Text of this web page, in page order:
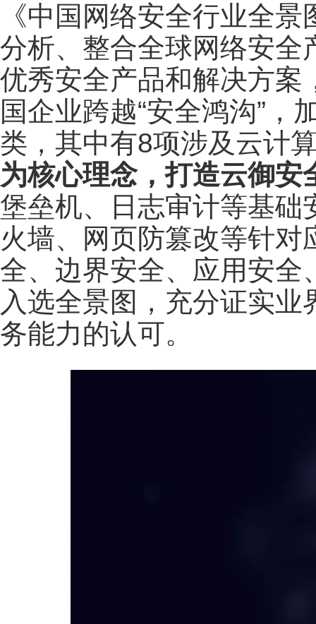
《中国网络安全行业全
分析、整合全球网络安全
优秀安全产品和解决方案
国企业跨越“安全鸿沟”
类，其中有8项涉及云计
为核心理念，打造云御安
堡垒机、日志审计等基础
火墙、网页防篡改等针
全、边界安全、应用安全
入选全景图，充分证实
务能力的认可。